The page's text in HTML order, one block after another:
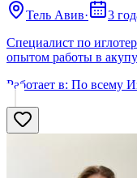
Тель Авив·
3
Специалист по
опытом работы в
Работает в: По всему